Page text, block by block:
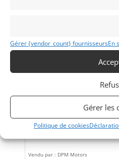
Gérer {vendor_count} fournisseursEn
Gérer les
Politique de cookies
FORD RS 200 GROUPE B
13 mai 2019
Vends Ford RS 200 groupe B.
et de fonctionnement. Prête à
Vendu par : DPM Motors